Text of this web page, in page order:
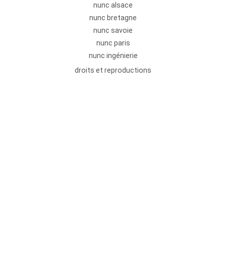
nunc alsace
nunc bretagne
nunc savoie
nunc paris
nunc ingénierie
droits et reproductions